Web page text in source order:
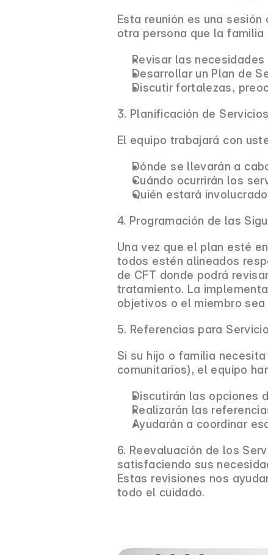
Esta reunión es una
otra persona que la
Revisar las
Desarrollar un Plan de
Discutir fortalezas,
3. Planificación de Servicios
El equipo trabajará con
Dónde se llevarán a
Cuándo ocurrirán los
Quién estará
4. Programación de las
Una vez que el plan esté
todos estén alineados
de CFT donde podrá
tratamiento. La
objetivos o el miembro
5. Referencias para
Si su hijo o familia
comunitarios), el equipo
Discutirán las opciones
Realizarán las
Ayudarán a coordinar
6. Reevaluación de los
satisfaciendo sus
Estas revisiones nos
todo el cuidado.